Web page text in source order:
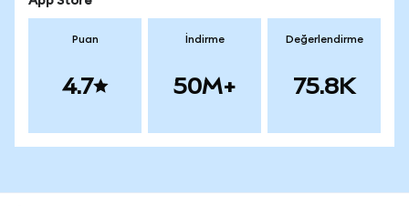
Puan
4.7
İndirme
50M+
Değerlendirme
75.8K